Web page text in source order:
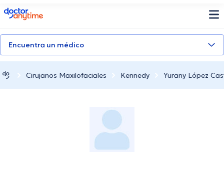
doctoranytime
Encuentra un médico
Cirujanos Maxilofaciales Kennedy Yurany López